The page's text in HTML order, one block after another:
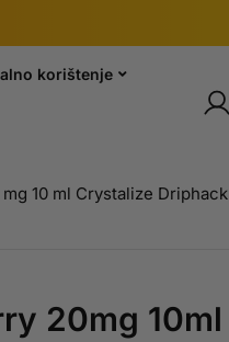
korištenje
10 ml Crystalize Driphack
20mg 10ml